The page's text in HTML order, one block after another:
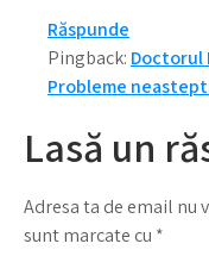
Răspunde
Pingback: Doctorul
Probleme
Lasă un
Adresa ta de email nu
sunt marcate cu *